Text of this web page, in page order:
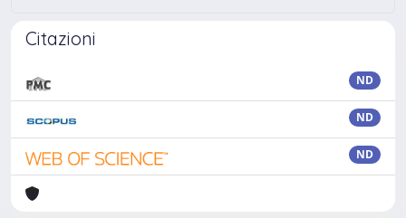
Citazioni
ND
ND
ND